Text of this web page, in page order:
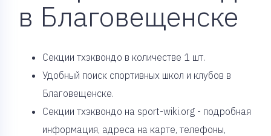
в Благовещенске
Cекции тхэквондо в количестве 1 шт.
Удобный поиск спортивных школ и клубов в
Благовещенске.
Секции тхэквондо на sport-wiki.org - подробная
информация, адреса на карте, телефоны,